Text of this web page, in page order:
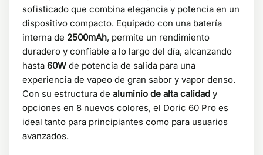
sofisticado que combina elegancia y potencia en un
dispositivo compacto. Equipado con una batería
interna de 2500mAh, permite un rendimiento
duradero y confiable a lo largo del día, alcanzando
hasta 60W de potencia de salida para una
experiencia de vapeo de gran sabor y vapor denso.
Con su estructura de aluminio de alta calidad y
opciones en 8 nuevos colores, el Doric 60 Pro es
ideal tanto para principiantes como para usuarios
avanzados.